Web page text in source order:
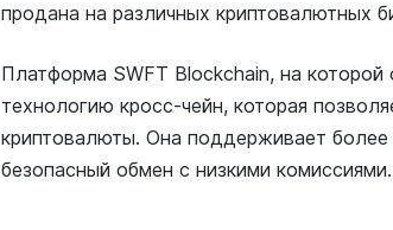
продана на различных криптовалютных
Платформа SWFT Blockchain, на которой
технологию кросс-чейн, которая
криптовалюты. Она поддерживает
безопасный обмен с низкими комиссиями.